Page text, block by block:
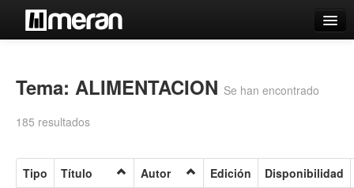
Búsqueda Avanzada
Tema: ALIMENTACION Se han encontrado
185 resultados
Tipo Título Autor Edición Disponibilidad